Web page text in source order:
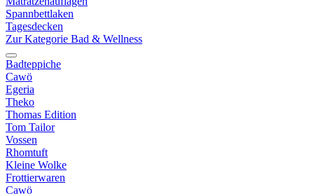
Spannbettlaken
Tagesdecken
Zur Kategorie Bad & Wellness
Badteppiche
Cawö
Egeria
Theko
Thomas Edition
Tom Tailor
Vossen
Rhomtuft
Kleine Wolke
Frottierwaren
Cawö